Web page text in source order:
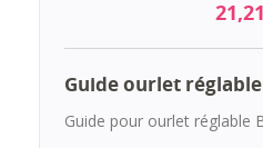
Guide ourlet
Guide pour ourlet réglable